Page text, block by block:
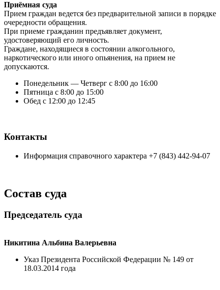
Приёмная суда
Прием граждан ведется без предварительной записи в порядке
очередности обращения.
При приеме гражданин предъявляет документ,
удостоверяющий его личность.
Граждане, находящиеся в состоянии алкогольного,
наркотического или иного опьянения, на прием не
допускаются.
Понедельник — Четверг с 8:00 до 16:00
Пятница с 8:00 до 15:00
Обед с 12:00 до 12:45
Контакты
Информация справочного характера +7 (843) 442-94-07
Состав суда
Председатель суда
Никитина Альбина Валерьевна
Указ Президента Российской Федерации № 149 от
18.03.2014 года